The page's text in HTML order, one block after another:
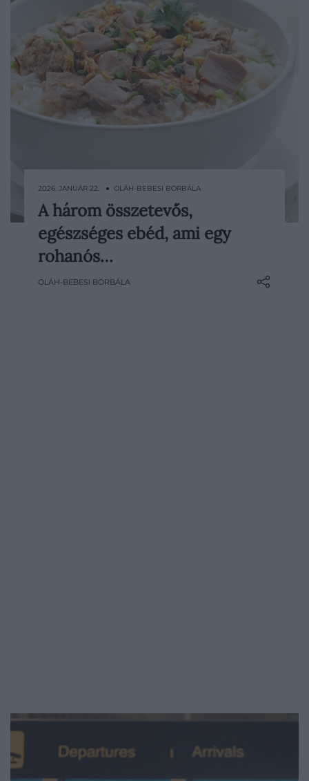
Az ebéd az a pont a nap közepén, amikor
egyszerre vágyunk gyors megoldásra,
jóllakottságra és valamiféle egészséges
könnyű, nem zacskós saláta, de nem is
2026. JANUÁR 22. ● OLÁH-BEBESI BORBÁLA
A három összetevős,
egészséges ebéd, ami egy
rohanós…
OLÁH-BEBESI BORBÁLA